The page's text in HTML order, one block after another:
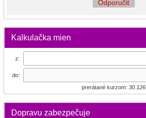
Odporučiť
Kalkulačka mien
z:
do:
prerátané kurzom: 30.126
Dopravu zabezpečuje